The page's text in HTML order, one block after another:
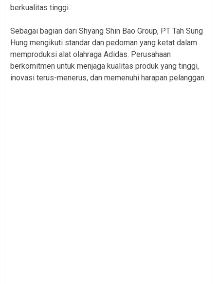
berkualitas tinggi.
Sebagai bagian dari Shyang Shin Bao Group, PT Tah Sung
Hung mengikuti standar dan pedoman yang ketat dalam
memproduksi alat olahraga Adidas. Perusahaan
berkomitmen untuk menjaga kualitas produk yang tinggi,
inovasi terus-menerus, dan memenuhi harapan pelanggan.